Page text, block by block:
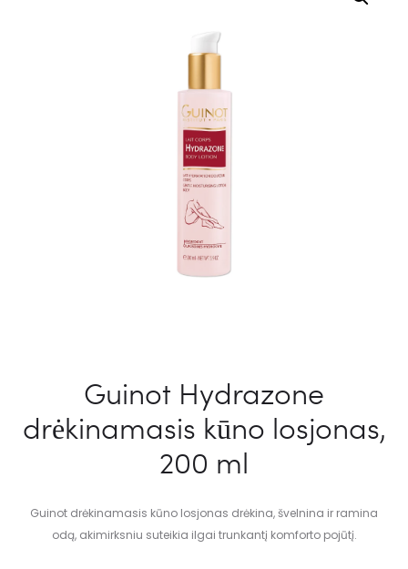
Guinot Hydrazone
drėkinamasis kūno losjonas,
200 ml
Guinot drėkinamasis kūno losjonas drėkina, švelnina ir ramina
odą, akimirksniu suteikia ilgai trunkantį komforto pojūtį.